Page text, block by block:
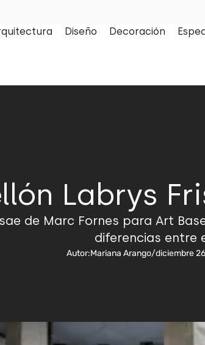
Diseño Decoración
Labrys
de Marc Fornes para Art
diferencias entre
Autor:Mariana Arango/diciembre